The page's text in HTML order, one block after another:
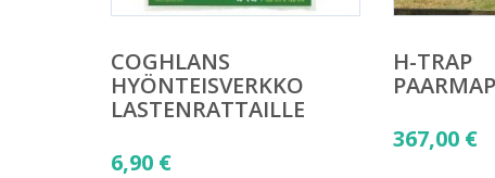
COGHLANS
HYÖNTEISVERKKO
LASTENRATTAILLE
6,90 €
H-TRAP
367,00 €